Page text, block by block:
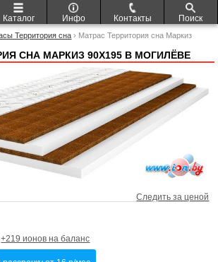
Каталог Инфо Контакты Поиск
Территория сна › Матрас Территория сна Маркиз
СНА МАРКИЗ 90X195 В МОГИЛЁВЕ
Следить за ценой
+219 ионов на баланс